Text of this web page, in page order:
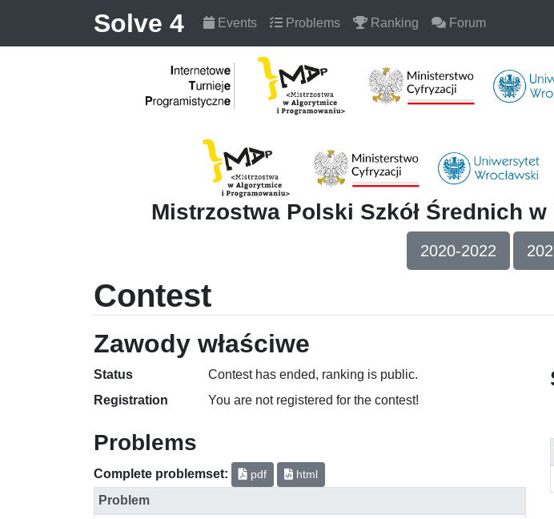
Solve 4 Events Problems Ranking Forum
Mistrzostwa Polski Szkół Średnich
2020-2022
Contest
Zawody właściwe
Status
Contest has ended, ranking is public.
Registration
You are not registered for the contest!
Problems
Complete problemset: pdf html
Problem